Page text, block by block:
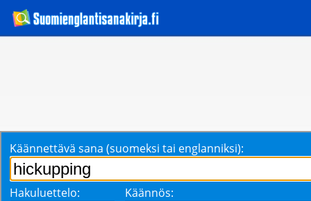
Käännettävä sana (suomeksi tai englanniksi):
Hakuluettelo: Käännös: